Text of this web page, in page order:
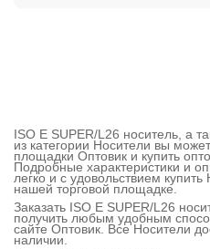
ISO E SUPER/L26 носитель, а
из категории Носители вы
площадки Оптовик и купить
Подробные характеристики и
легко и с удовольствием
нашей торговой площадке.
Заказать ISO E SUPER/L26
получить любым удобным
сайте Оптовик. Все Носители
наличии.